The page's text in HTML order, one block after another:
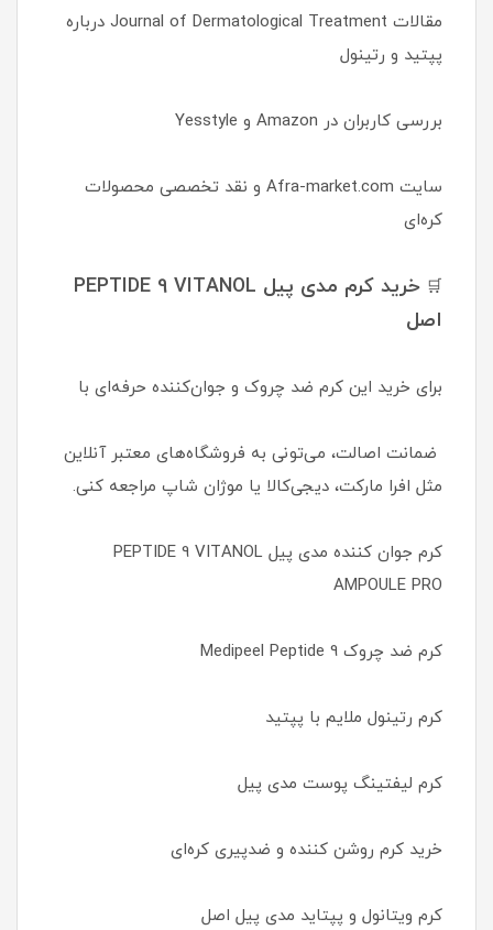
مقالات Journal of Dermatological Treatment درباره
پپتید و رتینول
بررسی کاربران در Amazon و Yesstyle
سایت Afra-market.com و نقد تخصصی محصولات
کره‌ای
🛒
خرید کرم مدی پیل PEPTIDE 9 VITANOL
اصل
برای خرید این کرم ضد چروک و جوان‌کننده حرفه‌ای با
ضمانت اصالت، می‌تونی به فروشگاه‌های معتبر آنلاین
مثل افرا مارکت، دیجی‌کالا یا موژان شاپ مراجعه کنی.
کرم جوان کننده مدی پیل PEPTIDE 9 VITANOL
AMPOULE PRO
کرم ضد چروک Medipeel Peptide 9
کرم رتینول ملایم با پپتید
کرم لیفتینگ پوست مدی پیل
خرید کرم روشن کننده و ضدپیری کره‌ای
کرم ویتانول و پپتاید مدی پیل اصل